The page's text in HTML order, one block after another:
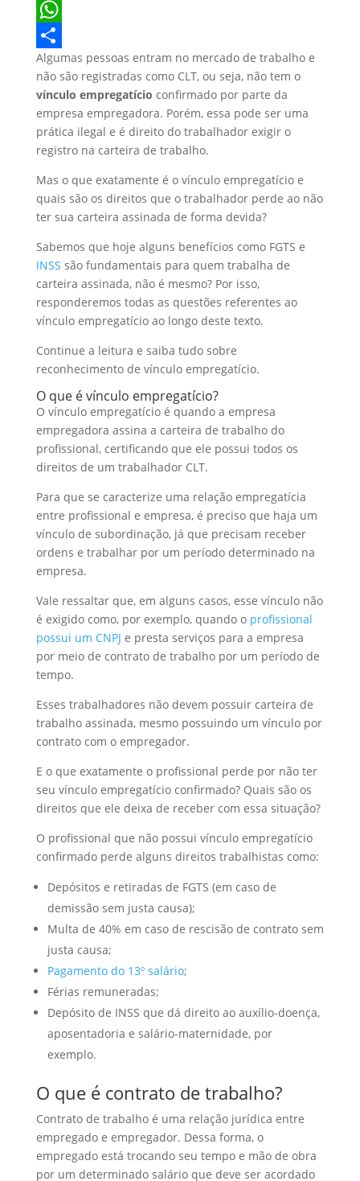
n
k
e
I
n
a
c
e
o
o
X
W
h
t
s
p
p
S
a
r
Algumas pessoas entram no mercado de trabalho e
não são registradas como CLT, ou seja, não tem o
vínculo empregatício confirmado por parte da
empresa empregadora. Porém, essa pode ser uma
prática ilegal e é direito do trabalhador exigir o
registro na carteira de trabalho.
Mas o que exatamente é o vínculo empregatício e
quais são os direitos que o trabalhador perde ao não
ter sua carteira assinada de forma devida?
Sabemos que hoje alguns benefícios como FGTS e
INSS são fundamentais para quem trabalha de
carteira assinada, não é mesmo? Por isso,
responderemos todas as questões referentes ao
vínculo empregatício ao longo deste texto.
Continue a leitura e saiba tudo sobre
reconhecimento de vínculo empregatício.
O que é vínculo empregatício?
O vínculo empregatício é quando a empresa
empregadora assina a carteira de trabalho do
profissional, certificando que ele possui todos os
direitos de um trabalhador CLT.
Para que se caracterize uma relação empregatícia
entre profissional e empresa, é preciso que haja um
vínculo de subordinação, já que precisam receber
ordens e trabalhar por um período determinado na
empresa.
Vale ressaltar que, em alguns casos, esse vínculo não
é exigido como, por exemplo, quando o profissional
possui um CNPJ e presta serviços para a empresa
por meio de contrato de trabalho por um período de
tempo.
Esses trabalhadores não devem possuir carteira de
trabalho assinada, mesmo possuindo um vínculo por
contrato com o empregador.
E o que exatamente o profissional perde por não ter
seu vínculo empregatício confirmado? Quais são os
direitos que ele deixa de receber com essa situação?
O profissional que não possui vínculo empregatício
confirmado perde alguns direitos trabalhistas como:
Depósitos e retiradas de FGTS (em caso de
demissão sem justa causa);
Multa de 40% em caso de rescisão de contrato sem
justa causa;
Pagamento do 13º salário;
Férias remuneradas;
Depósito de INSS que dá direito ao auxílio-doença,
aposentadoria e salário-maternidade, por
exemplo.
O que é contrato de trabalho?
Contrato de trabalho é uma relação jurídica entre
empregado e empregador. Dessa forma, o
empregado está trocando seu tempo e mão de obra
por um determinado salário que deve ser acordado